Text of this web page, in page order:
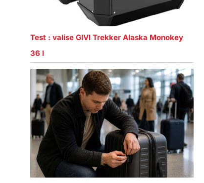
Test : valise GIVI Trekker Alaska Monokey
36 l